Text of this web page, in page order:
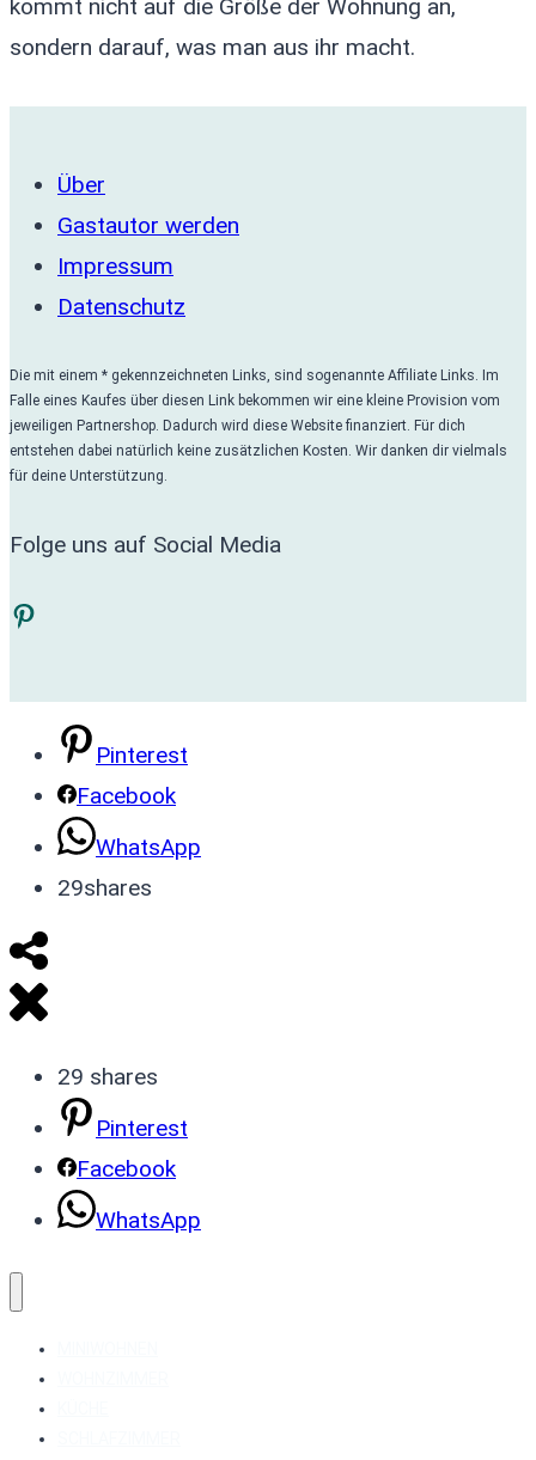
kommt nicht auf die Größe der Wohnung an,
sondern darauf, was man aus ihr macht.
Über
Gastautor werden
Impressum
Datenschutz
Die mit einem * gekennzeichneten Links, sind sogenannte Affiliate Links. Im
Falle eines Kaufes über diesen Link bekommen wir eine kleine Provision vom
jeweiligen Partnershop. Dadurch wird diese Website finanziert. Für dich
entstehen dabei natürlich keine zusätzlichen Kosten. Wir danken dir vielmals
für deine Unterstützung.
Folge uns auf Social Media
Pinterest
Pinterest
Facebook
WhatsApp
29shares
29 shares
Pinterest
Facebook
WhatsApp